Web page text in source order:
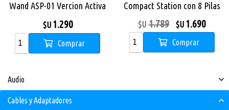
Audio
Cables y Adaptadores
Wand ASP-01 Vercion Activa
$U 1.290
Comprar
Compact Station con 8 Pilas
Recargables de regalo
$U 1.789 $U 1.690
Comprar